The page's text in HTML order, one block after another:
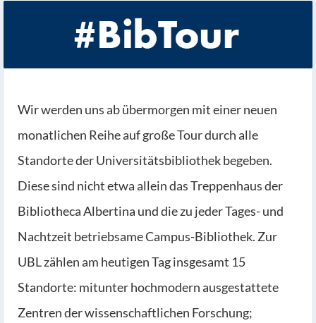
Wir werden uns ab übermorgen mit einer neuen
monatlichen Reihe auf große Tour durch alle
Standorte der Universitätsbibliothek begeben.
Diese sind nicht etwa allein das Treppenhaus der
Bibliotheca Albertina und die zu jeder Tages- und
Nachtzeit betriebsame Campus-Bibliothek. Zur
UBL zählen am heutigen Tag insgesamt 15
Standorte: mitunter hochmodern ausgestattete
Zentren der wissenschaftlichen Forschung;